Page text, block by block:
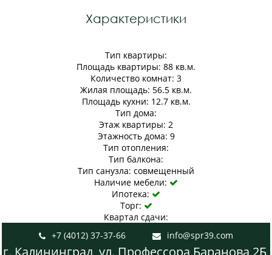
Характеристики
Тип квартиры:
Площадь квартиры: 88 кв.м.
Количество комнат: 3
Жилая площадь: 56.5 кв.м.
Площадь кухни: 12.7 кв.м.
Тип дома:
Этаж квартиры: 2
Этажность дома: 9
Тип отопления:
Тип балкона:
Тип санузла: совмещенный
Наличие мебели: 
Ипотека: 
Торг: 
Квартал сдачи:
 +7 (4012) 37-37-66  info@spr39.com
г. Калининград, ул. Профессора Баранова 2Б,